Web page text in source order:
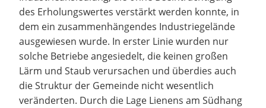
des Erholungswertes verstärkt werden konnte, in
dem ein zusammenhängendes Industriegelände
ausgewiesen wurde. In erster Linie wurden nur
solche Betriebe angesiedelt, die keinen großen
Lärm und Staub verursachen und überdies auch
die Struktur der Gemeinde nicht wesentlich
veränderten. Durch die Lage Lienens am Südhang